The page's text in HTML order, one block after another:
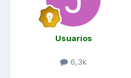
Usuarios
6,3k